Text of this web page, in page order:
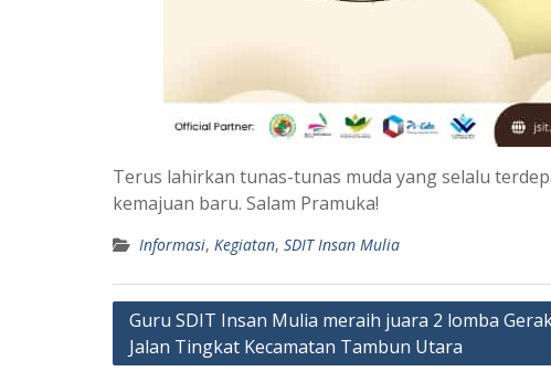
Terus lahirkan tunas-tunas muda yang selalu
kemajuan baru. Salam Pramuka!
Informasi, Kegiatan, SDIT Insan Mulia
Post
navigation
Guru SDIT Insan Mulia meraih juara 2 lomba
Jalan Tingkat Kecamatan Tambun Utara